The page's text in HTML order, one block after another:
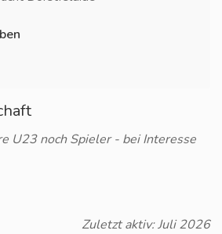
U23 noch Spieler - bei Interesse
Zuletzt aktiv: Juli 2026